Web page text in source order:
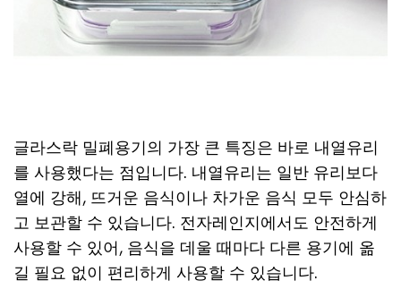
글라스락 밀폐용기의 가장 큰 특징은 바로 내열유리
를 사용했다는 점입니다. 내열유리는 일반 유리보다
열에 강해, 뜨거운 음식이나 차가운 음식 모두 안심하
고 보관할 수 있습니다. 전자레인지에서도 안전하게
사용할 수 있어, 음식을 데울 때마다 다른 용기에 옮
길 필요 없이 편리하게 사용할 수 있습니다.